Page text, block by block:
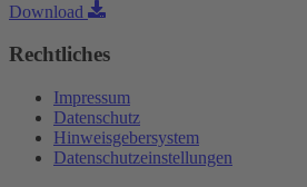
Download
Rechtliches
Impressum
Datenschutz
Hinweisgebersystem
Datenschutzeinstellungen